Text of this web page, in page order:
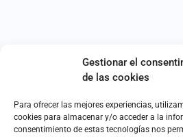
Gestionar el
de las cookies
Para ofrecer las mejores experiencias,
cookies para almacenar y/o acceder a la
consentimiento de estas tecnologías nos